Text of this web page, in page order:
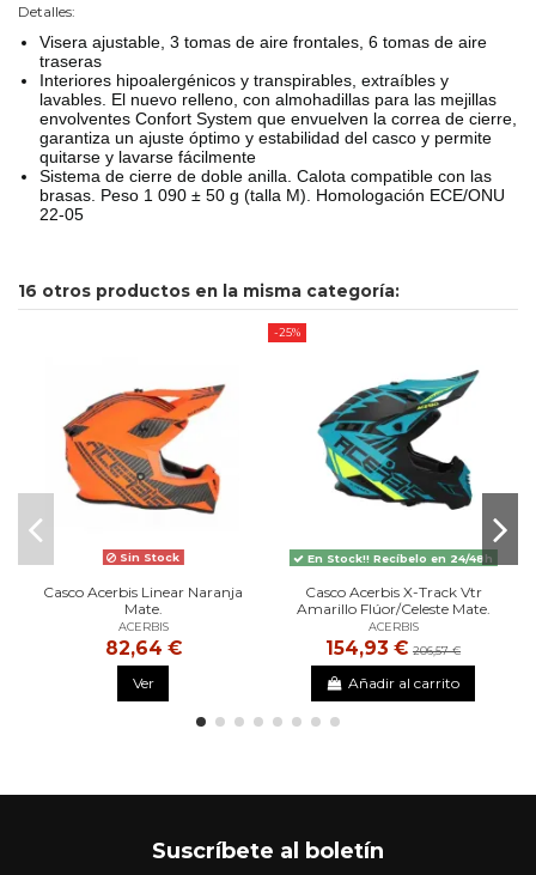
Detalles:
Visera ajustable, 3 tomas de aire frontales, 6 tomas de aire
traseras
Interiores hipoalergénicos y transpirables, extraíbles y
lavables. El nuevo relleno, con almohadillas para las mejillas
envolventes Confort System que envuelven la correa de cierre,
garantiza un ajuste óptimo y estabilidad del casco y permite
quitarse y lavarse fácilmente
Sistema de cierre de doble anilla. Calota compatible con las
brasas. Peso 1 090 ± 50 g (talla M). Homologación ECE/ONU
22-05
16 otros productos en la misma categoría:
Sin Stock
Casco Acerbis Linear Naranja
Mate.
ACERBIS
82,64 €
Ver
-25%
En Stock!! Recíbelo en 24/48h
Casco Acerbis X-Track Vtr
Amarillo Flúor/Celeste Mate.
ACERBIS
154,93 € 206,57 €
Añadir al carrito
Suscríbete al boletín